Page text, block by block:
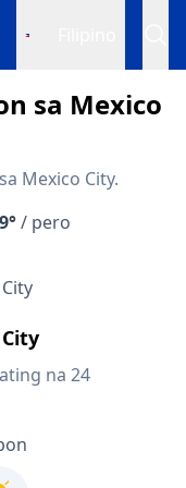
sa Mexico
Mexico City.
/ pero
na 24